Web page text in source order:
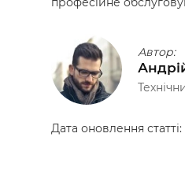
Автор:
Дата оновлення статті: